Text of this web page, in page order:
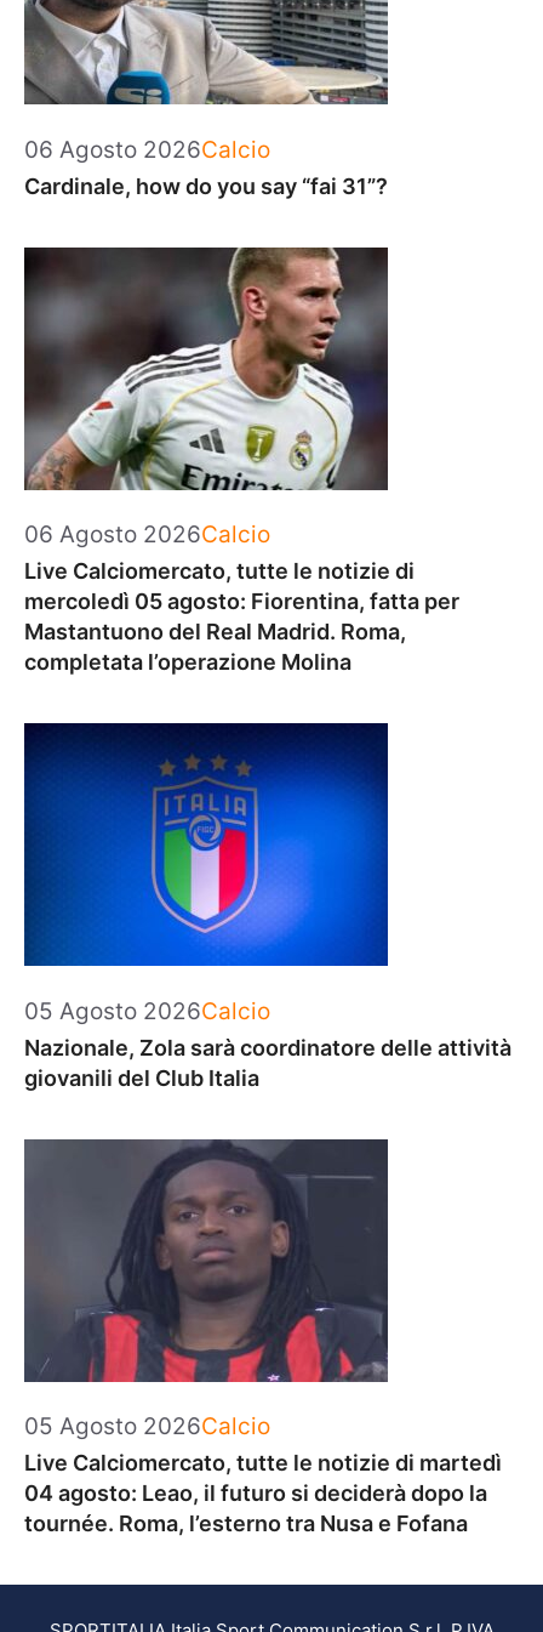
06 Agosto 2026Categorie
Calcio
Cardinale, how do you say “fai 31”?
06 Agosto 2026Categorie
Calcio
Live Calciomercato, tutte le notizie di
mercoledì 05 agosto: Fiorentina, fatta per
Mastantuono del Real Madrid. Roma,
completata l’operazione Molina
05 Agosto 2026Categorie
Calcio
Nazionale, Zola sarà coordinatore delle attività
giovanili del Club Italia
05 Agosto 2026Categorie
Calcio
Live Calciomercato, tutte le notizie di martedì
04 agosto: Leao, il futuro si deciderà dopo la
tournée. Roma, l’esterno tra Nusa e Fofana